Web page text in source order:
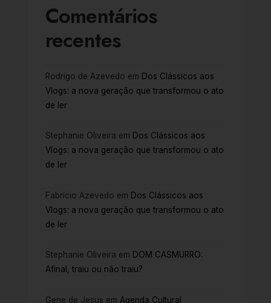
Comentários
recentes
Rodrigo de Azevedo em Dos Clássicos aos
Vlogs: a nova geração que transformou o ato
de ler
Stephanie Oliveira em Dos Clássicos aos
Vlogs: a nova geração que transformou o ato
de ler
Fabrício Azevedo em Dos Clássicos aos
Vlogs: a nova geração que transformou o ato
de ler
Stephanie Oliveira em DOM CASMURRO:
Afinal, traiu ou não traiu?
Gene de Jesus em Agenda Cultural